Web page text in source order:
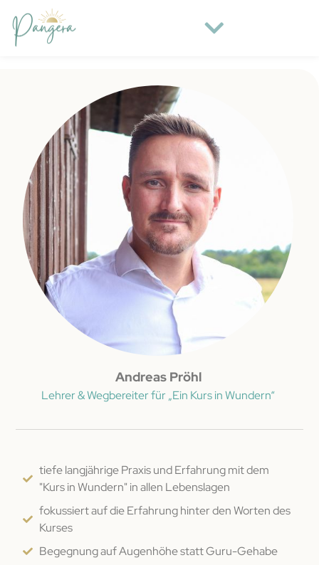
Andreas Pröhl
Lehrer & Wegbereiter für „Ein Kurs in Wundern“
tiefe langjährige Praxis und Erfahrung mit dem
"Kurs in Wundern" in allen Lebenslagen
fokussiert auf die Erfahrung hinter den Worten des
Kurses
Begegnung auf Augenhöhe statt Guru-Gehabe